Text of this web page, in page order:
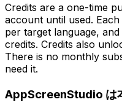
Credits are a one-time
account until used.
per target language,
credits. Credits also
There is no monthly
need it.
AppScreenStudio は